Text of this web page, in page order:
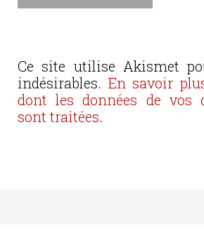
Ce site utilise Akismet
indésirables. En savoir
dont les données de vos
sont traitées.